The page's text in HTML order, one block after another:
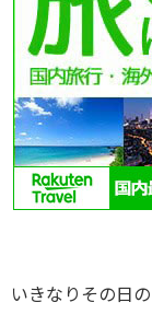
いきなりその日